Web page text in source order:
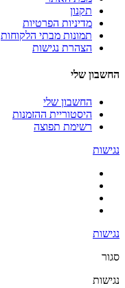
תקנון
מדיניות הפרטיות
תמונות מבתי הלקוחות
הצהרת נגישות
החשבון שלי
החשבון שלי
היסטוריית ההזמנות
רשימת תפוצה
נגישות
נגישות
סגור
נגישות